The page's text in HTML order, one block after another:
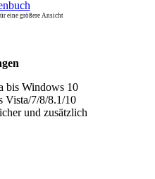
eine größere Ansicht
bis Windows 10
7/8/8.1/10
und zusätzlich